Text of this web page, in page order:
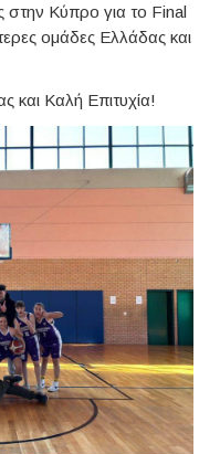
στην Κύπρο για το Final
ομάδες Ελλάδας και
και Καλή Επιτυχία!